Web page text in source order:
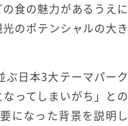
食の魅力があるうえに
のポテンシャルの大き
日本3大テーマパーク
ってしまいがち」との
になった背景を説明し